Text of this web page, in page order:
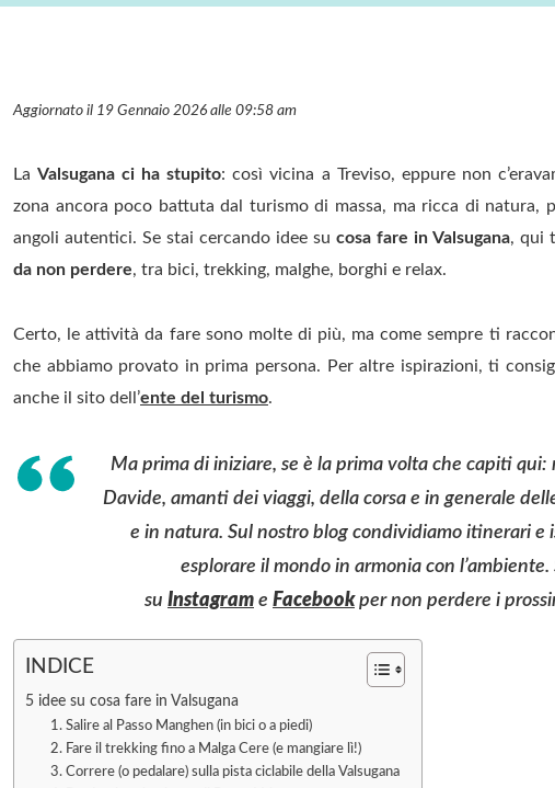
Aggiornato il 19 Gennaio 2026 alle 09:58 am
LaValsugana ci ha stupito: così vicina a Treviso, eppure non
zona ancora poco battuta dal turismo di massa, ma ricca di natura,
angoli autentici. Se stai cercando idee su cosa fare in Valsugana, qui
da non perdere, tra bici, trekking, malghe, borghi e relax.
Certo, le attività da fare sono molte di più, ma come sempre ti
che abbiamo provato in prima persona. Per altre ispirazioni, ti
anche il sito dell’ente del turismo.
Ma prima di iniziare, se è la prima volta che capiti qui:
Davide, amanti dei viaggi, della corsa e in generale
e in natura. Sul nostro blog condividiamo itinerari e
esplorare il mondo in armonia con l’ambiente.
su Instagram e Facebookper non perdere i
INDICE
5 idee su cosa fare in Valsugana
1. Salire al Passo Manghen (in bici o a piedi)
2. Fare il trekking fino a Malga Cere (e mangiare lì!)
3. Correre (o pedalare) sulla pista ciclabile della Valsugana